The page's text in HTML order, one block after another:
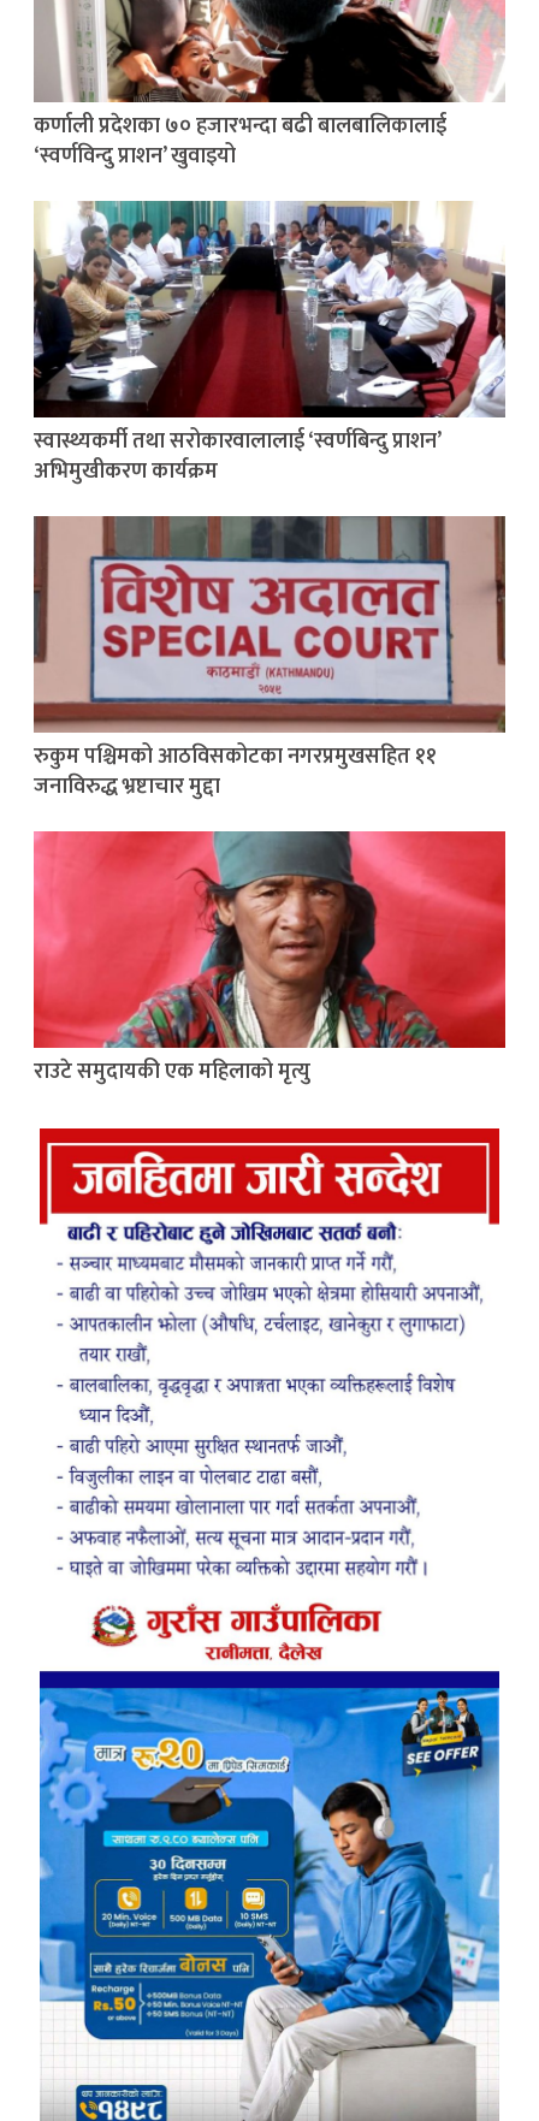
कर्णाली प्रदेशका ७० हजारभन्दा बढी बालबालिकालाई
‘स्वर्णविन्दु प्राशन’ खुवाइयो
स्वास्थ्यकर्मी तथा सरोकारवालालाई ‘स्वर्णबिन्दु प्राशन’
अभिमुखीकरण कार्यक्रम
रुकुम पश्चिमको आठविसकोटका नगरप्रमुखसहित ११
जनाविरुद्ध भ्रष्टाचार मुद्दा
राउटे समुदायकी एक महिलाको मृत्यु